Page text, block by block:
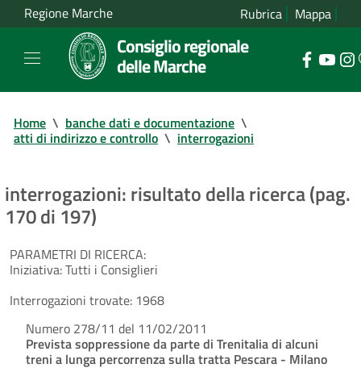
Regione Marche Rubrica Mappa
Consiglio regionale
delle Marche
Home \ banche dati e documentazione \
atti di indirizzo e controllo \ interrogazioni
interrogazioni: risultato della ricerca (pag.
170 di 197)
PARAMETRI DI RICERCA:
Iniziativa:Tutti i Consiglieri
Interrogazioni trovate: 1968
Numero 278/11 del 11/02/2011
Prevista soppressione da parte di Trenitalia di alcuni
treni a lunga percorrenza sulla tratta Pescara - Milano